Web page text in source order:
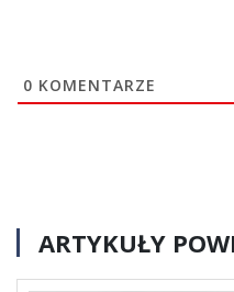
0 KOMENTARZE
ARTYKUŁY